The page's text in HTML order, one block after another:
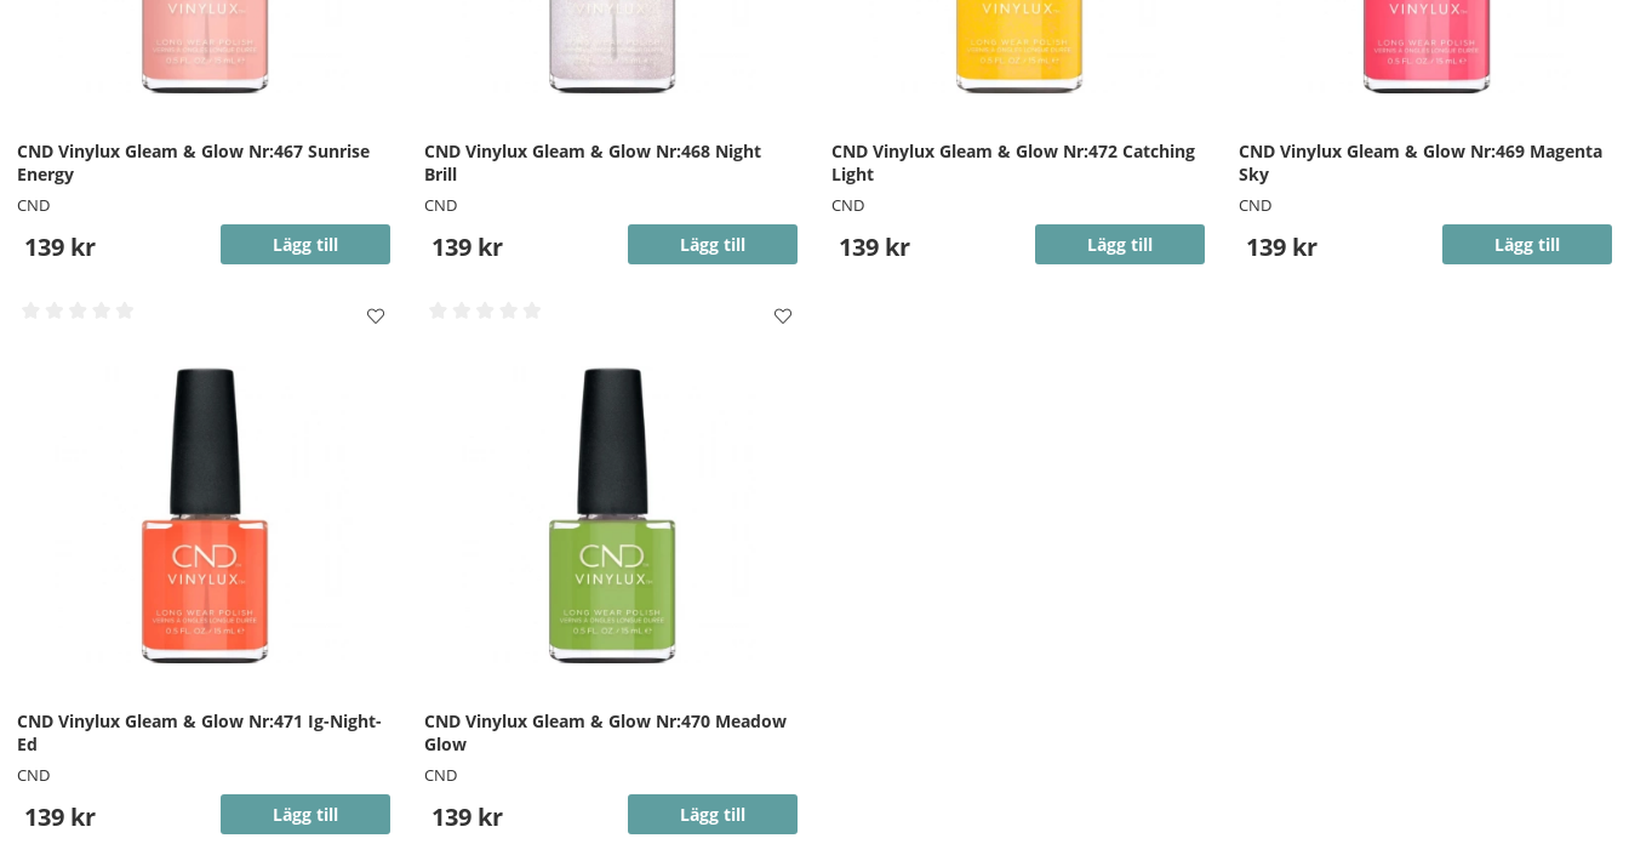
CND Vinylux Gleam & Glow Nr:467 Sunrise
Energy
CND
139 kr Lägg till
CND Vinylux Gleam & Glow Nr:468 Night
Brill
CND
139 kr Lägg till
CND Vinylux Gleam & Glow Nr:472 Catching
Light
CND
139 kr Lägg till
CND Vinylux Gleam & Glow Nr:469 Magenta
Sky
CND
139 kr Lägg till
CND Vinylux Gleam & Glow Nr:471 Ig-Night-
Ed
CND
139 kr Lägg till
CND Vinylux Gleam & Glow Nr:470 Meadow
Glow
CND
139 kr Lägg till